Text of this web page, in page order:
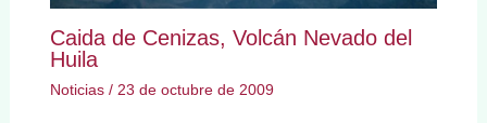
Caida de Cenizas, Volcán Nevado del
Huila
Noticias/ 23 de octubre de 2009